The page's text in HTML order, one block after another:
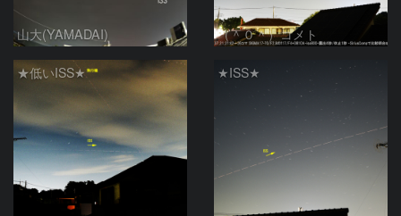
山大(YAMADAI) （＾０＾）コメト
★低いISS★ ★ISS★